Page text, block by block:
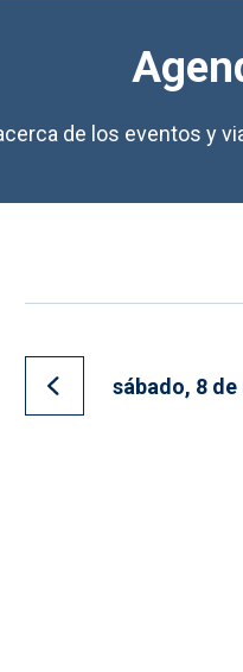
de los eventos y
Ir al día anterior
sábado, 8